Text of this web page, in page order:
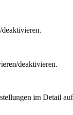
deaktivieren.
im Detail